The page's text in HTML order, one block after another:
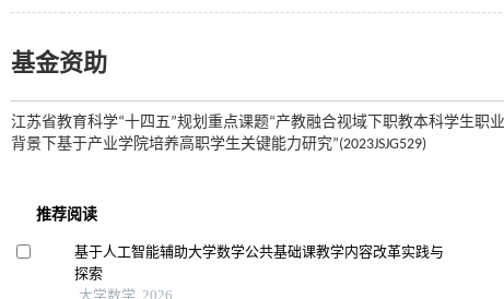
基金资助
江苏省教育科学“十四五”规划重点课题“产教融合视域下职教本科学生职
背景下基于产业学院培养高职学生关键能力研究”(2023JSJG529)